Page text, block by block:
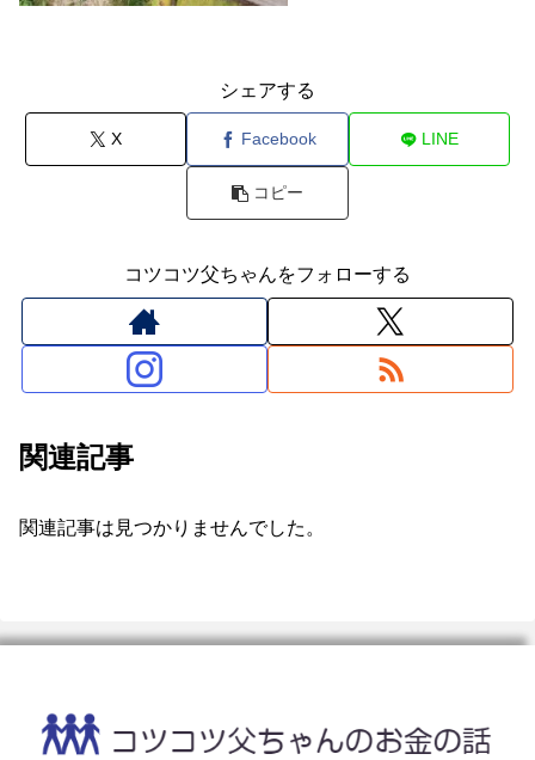
シェアする
X Facebook LINE
コピー
コツコツ父ちゃんをフォローする
関連記事
関連記事は見つかりませんでした。